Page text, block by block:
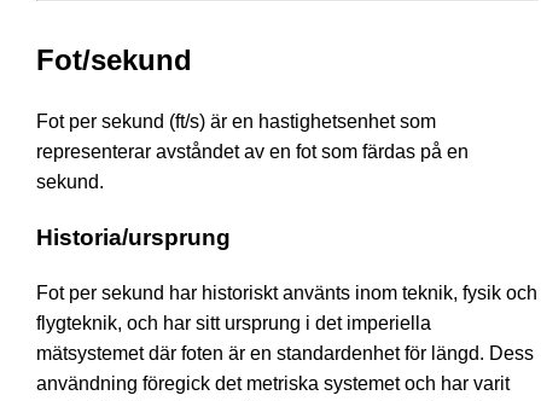
Fot/sekund
Fot per sekund (ft/s) är en hastighetsenhet som
representerar avståndet av en fot som färdas på en
sekund.
Historia/ursprung
Fot per sekund har historiskt använts inom teknik, fysik och
flygteknik, och har sitt ursprung i det imperiella
mätsystemet där foten är en standardenhet för längd. Dess
användning föregick det metriska systemet och har varit